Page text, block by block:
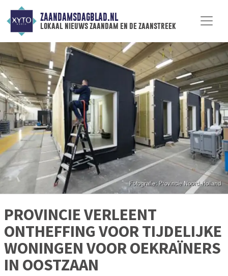
ZAANDAMSDAGBLAD.NL
lokaal nieuws zaandam en de zaanstreek
PROVINCIE VERLEENT
ONTHEFFING VOOR TIJDELIJKE
WONINGEN VOOR OEKRAÏNERS
IN OOSTZAAN